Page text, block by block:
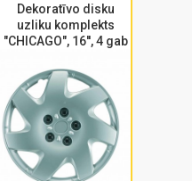
Dekoratīvo disku
uzliku komplekts
"CHICAGO", 16'', 4 gab